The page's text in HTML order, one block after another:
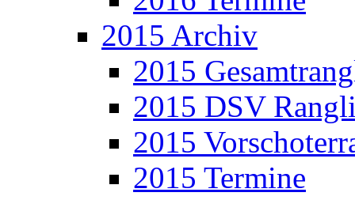
2015 Archiv
2015
2015 DSV
2015
2015 Termine